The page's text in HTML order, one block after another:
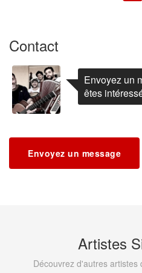
Contact
Envoyez un
êtes
Envoyez un message
Artistes
Découvrez d'autres